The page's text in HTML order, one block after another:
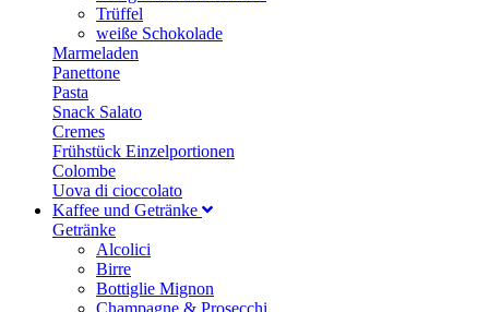
Trüffel
weiße Schokolade
Marmeladen
Panettone
Pasta
Snack Salato
Cremes
Frühstück Einzelportionen
Colombe
Uova di cioccolato
Kaffee und Getränke
Getränke
Alcolici
Birre
Bottiglie Mignon
Champagne & Prosecchi